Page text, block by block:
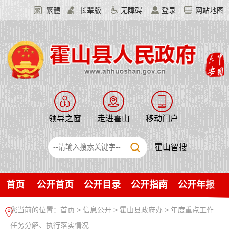
繁體 长辈版 无障碍 登录 网站地图
领导之窗 走进霍山 移动门户
霍山智搜
首页 公开首页 公开目录 公开指南 公开年报
您当前的位置： 首页 > 信息公开 > 霍山县政府办 > 年度重点工作
任务分解、执行落实情况